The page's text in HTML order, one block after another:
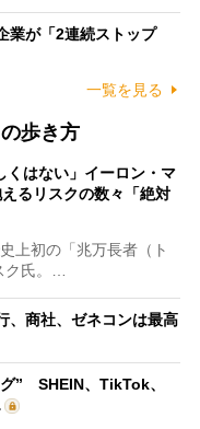
業が「2連続ストップ
一覧を見る
歩き方
くはない」イーロン・マ
るリスクの数々「絶対
上初の「兆万長者（ト
ク氏。…
、商社、ゼネコンは最高
” SHEIN、TikTok、